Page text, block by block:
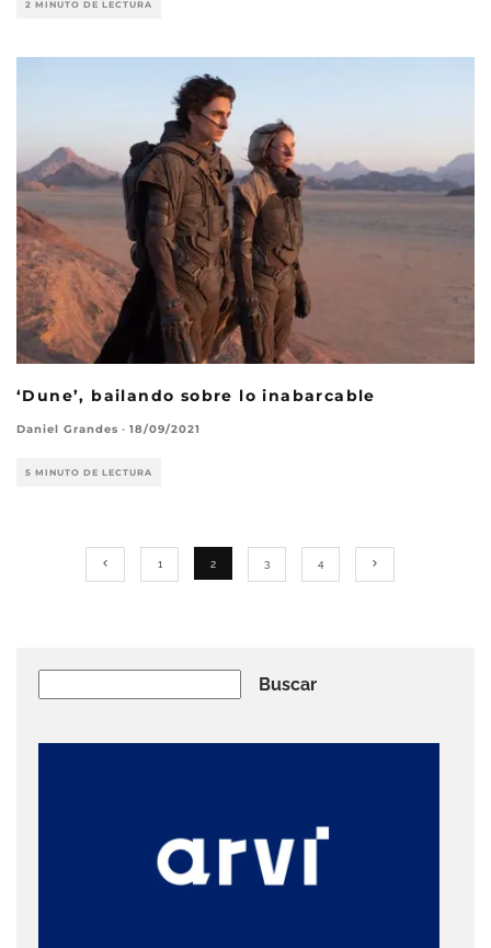
2 MINUTO DE LECTURA
‘Dune’, bailando sobre lo inabarcable
Daniel Grandes · 18/09/2021
5 MINUTO DE LECTURA
1 2 3 4
Buscar